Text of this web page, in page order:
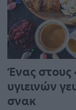
Ένας στους
υγιεινών
σνακ